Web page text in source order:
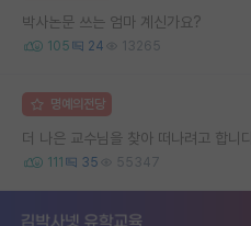
박사논문 쓰는 엄마 계신가요?
105 24 13265
명예의전당
더 나은 교수님을 찾아 떠나려고 합니다.
111 35 55347